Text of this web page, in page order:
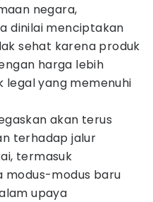
negara,
dinilai menciptakan
sehat karena produk
harga lebih
legal yang memenuhi
akan terus
terhadap jalur
termasuk
modus-modus baru
upaya